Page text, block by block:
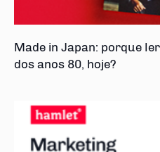
Made in Japan: porque
dos anos 80, hoje?